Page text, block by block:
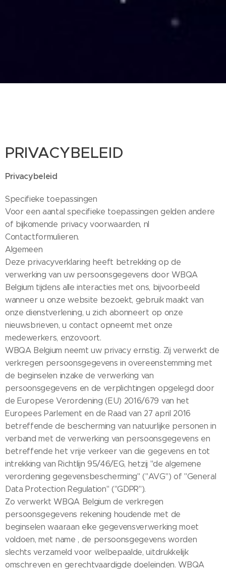
PRIVACYBELEID
Privacybeleid
Specifieke toepassingen
Voor een aantal specifieke toepassingen gelden andere
of bijkomende privacy voorwaarden, nl
Contactformulieren.
Algemeen
Deze privacyverklaring heeft betrekking op de
verwerking van uw persoonsgegevens door WBQA
Belgium tijdens alle interacties met ons, bijvoorbeeld
wanneer u onze website bezoekt, gebruik maakt van
onze dienstverlening, u zich abonneert op onze
nieuwsbrieven, u contact opneemt met onze
medewerkers, enzovoort.
WBQA Belgium neemt uw privacy ernstig. Zij verwerkt de
verkregen persoonsgegevens in overeenstemming met
de beginselen inzake de verwerking van
persoonsgegevens en de verplichtingen opgelegd door
de Europese Verordening (EU) 2016/679 van het
Europees Parlement en de Raad van 27 april 2016
betreffende de bescherming van natuurlijke personen in
verband met de verwerking van persoonsgegevens en
betreffende het vrije verkeer van die gegevens en tot
intrekking van Richtlijn 95/46/EG, hetzij "de algemene
verordening gegevensbescherming" ("AVG") of "General
Data Protection Regulation" ("GDPR").
Zo verwerkt WBQA Belgium de verkregen
persoonsgegevens rekening houdende met de
beginselen waaraan elke gegevensverwerking moet
voldoen, met name , de persoonsgegevens worden
slechts verzameld voor welbepaalde, uitdrukkelijk
omschreven en gerechtvaardigde doeleinden. WBQA